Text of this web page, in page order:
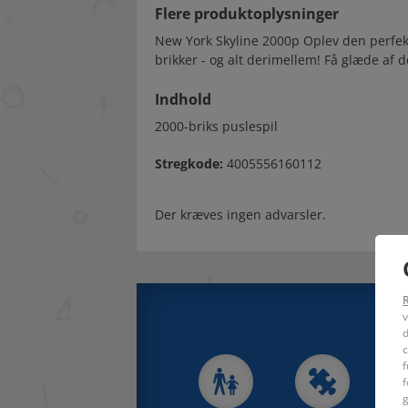
Flere produktoplysninger
New York Skyline 2000p Oplev den
brikker - og alt derimellem! Få glæde af
Indhold
2000-briks puslespil
Stregkode: 4005556160112
Der kræves ingen advarsler.